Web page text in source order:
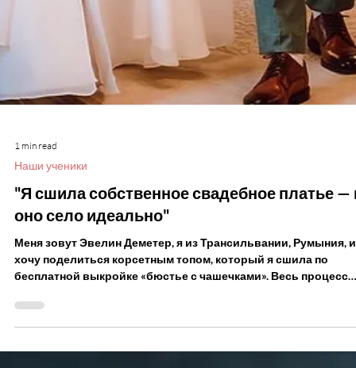
Наши ученики
"Я сшила собственное свадебное платье —
оно село идеально"
Меня зовут Эвелин Деметер, я из Трансильвании, Румыния, и
бесплатной выкройке «бюстье с чашечками». Весь процесс
был простым, а ваш туториал очень помог разобраться во